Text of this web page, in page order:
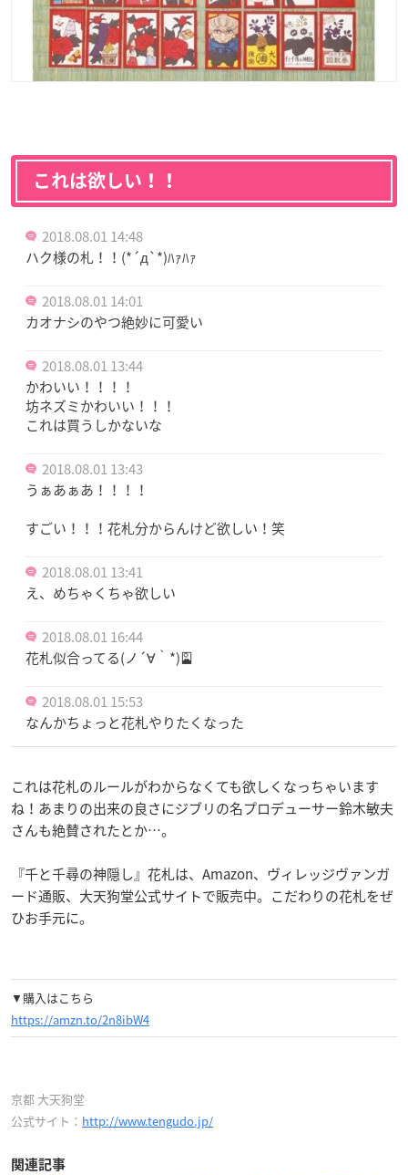
これは欲しい！！
2018.08.01 14:48
ハク様の札！！(*´д`*)ﾊｧﾊｧ
2018.08.01 14:01
カオナシのやつ絶妙に可愛い
2018.08.01 13:44
かわいい！！！！
坊ネズミかわいい！！！
これは買うしかないな
2018.08.01 13:43
うぁあぁあ！！！！
すごい！！！花札分からんけど欲しい！笑
2018.08.01 13:41
え、めちゃくちゃ欲しい
2018.08.01 16:44
花札似合ってる(ノ´∀｀*)🎴
2018.08.01 15:53
なんかちょっと花札やりたくなった
これは花札のルールがわからなくても欲しくなっちゃいます
ね！あまりの出来の良さにジブリの名プロデューサー鈴木敏夫
さんも絶賛されたとか…。
『千と千尋の神隠し』花札は、Amazon、ヴィレッジヴァンガ
ード通販、大天狗堂公式サイトで販売中。こだわりの花札をぜ
ひお手元に。
▼購入はこちら
https://amzn.to/2n8ibW4
京都 大天狗堂
公式サイト： http://www.tengudo.jp/
関連記事